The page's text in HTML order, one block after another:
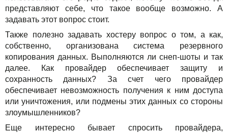
представляют себе, что такое вообще возможно. А
задавать этот вопрос стоит.
Также полезно задавать хостеру вопрос о том, а как,
собственно, организована система резервного
копирования данных. Выполняются ли снеп-шоты и так
далее. Как провайдер обеспечивает защиту и
сохранность данных? За счет чего провайдер
обеспечивает невозможность получения к ним доступа
или уничтожения, или подмены этих данных со стороны
злоумышленников?
Еще интересно бывает спросить провайдера,